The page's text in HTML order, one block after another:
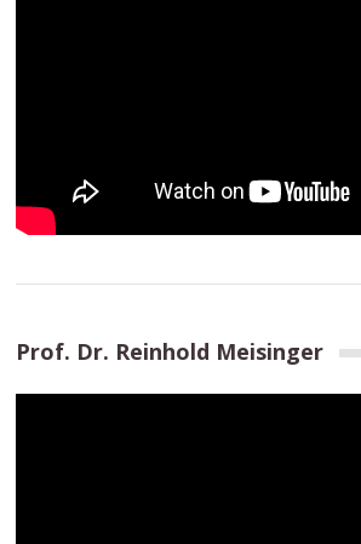
Prof. Dr. Reinhold Meisinger